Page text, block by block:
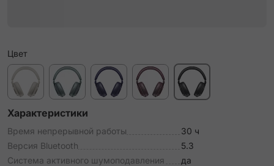
Цвет
Характеристики
Время непрерывной работы
30 ч
Версия Bluetooth
5.3
Система активного шумоподавления
да